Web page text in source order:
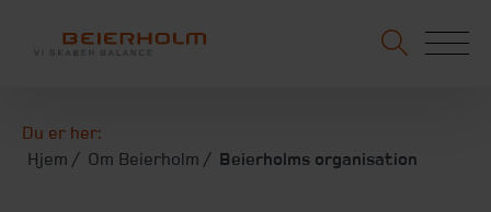
Du er her:
Hjem
Om Beierholm Beierholms organisation